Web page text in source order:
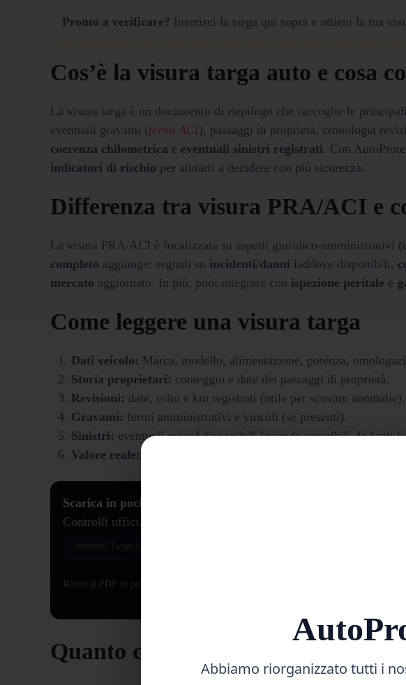
Pronto a verificare? Inserisci la targa qui sopra e ottieni la tua
Cos’è la visura targa auto e cosa
La visura targa è un documento di riepilogo che raccoglie le
eventuali gravami (fermi ACI), passaggi di proprietà, cronologia
coerenza chilometrica e eventuali sinistri registrati. Con
indicatori di rischio per aiutarti a decidere con più sicurezza.
Differenza tra visura PRA/ACI e
La visura PRA/ACI è focalizzata su aspetti giuridico-amministrativi
completo aggiunge: segnali su incidenti/danni laddove disponibili,
mercato aggiornato. In più, puoi integrare con ispezione peritale e
Come leggere una visura targa
Dati veicolo: Marca, modello, alimentazione, potenza,
Storia proprietari: conteggio e date dei passaggi di proprietà.
Revisioni: date, esito e km registrati (utile per scovare anomalie).
Gravami: fermi amministrativi e vincoli (se presenti).
Sinistri: eventuali record disponibili (quando reperibili da fonti
Valore reale:confronto tra quotazioni e prezzo di mercato.
Scarica in pochi click la tua Visura Targa + Report Completo
Controlli ufficiali, valore reale e indicatori di rischio. Acquista
Ricevi il PDF in pochi minuti.
Quanto costa la visura targa nel
Abbiamo riorganizzato tutti i